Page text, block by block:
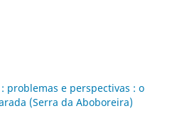
problemas e perspectivas : o
(Serra da Aboboreira)